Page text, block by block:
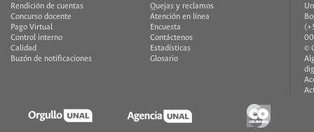
Rendición de cuentas
Concurso docente
Pago Virtual
Control interno
Calidad
Buzón de notificaciones
Quejas y reclamos
Atención en línea
Encuesta
Contáctenos
Estadísticas
Glosario
©